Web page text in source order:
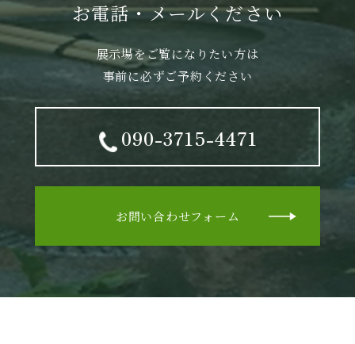
お電話・メールください
展示場をご覧になりたい方は
事前に必ずご予約ください
090-3715-4471
お問い合わせフォーム